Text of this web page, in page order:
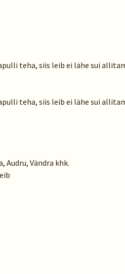
teha, siis leib ei lähe sui
teha, siis leib ei lähe sui
Audru, Vändra khk.